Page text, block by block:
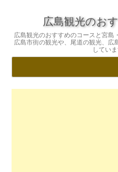
広島観光のお
広島観光のおすすめのコースと宮島
広島市街の観光や、尾道の観光、広
してい
ン